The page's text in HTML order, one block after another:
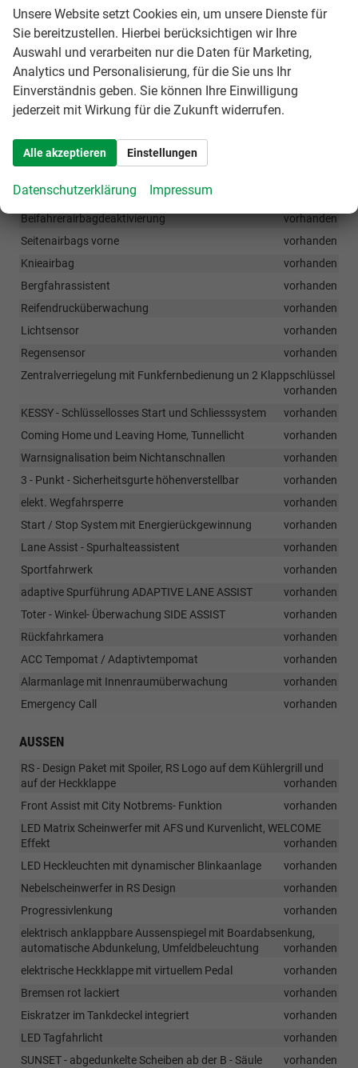
Smart Link kabellos
vorhanden
DAB Radio
vorhanden
Sportsitze vorne
vorhanden
Soundbox
vorhanden
SICHERHEIT & ASSISTENZ
ESP /ESS, ABS, EBV, MSR, EDS, HBA, DSR, ESBS, XDS
Beifahrerairbagdeaktivierung
vorhanden
Seitenairbags vorne
vorhanden
Knieairbag
vorhanden
Bergfahrassistent
vorhanden
Reifendrucküberwachung
vorhanden
Lichtsensor
vorhanden
Regensensor
vorhanden
Zentralverriegelung mit Funkfernbedienung un 2 Klappschlüssel
vorhanden
KESSY - Schlüssellosses Start und Schliesssystem
vorhanden
Coming Home und Leaving Home, Tunnellicht
vorhanden
Warnsignalisation beim Nichtanschnallen
vorhanden
3 - Punkt - Sicherheitsgurte höhenverstellbar
vorhanden
elekt. Wegfahrsperre
vorhanden
Start / Stop System mit Energierückgewinnung
vorhanden
Lane Assist - Spurhalteassistent
vorhanden
Sportfahrwerk
vorhanden
adaptive Spurführung ADAPTIVE LANE ASSIST
vorhanden
Toter - Winkel- Überwachung SIDE ASSIST
vorhanden
Rückfahrkamera
vorhanden
ACC Tempomat / Adaptivtempomat
vorhanden
Alarmanlage mit Innenraumüberwachung
vorhanden
Emergency Call
vorhanden
AUSSEN
RS - Design Paket mit Spoiler, RS Logo auf dem Kühlergrill und
auf der Heckklappe
vorhanden
Front Assist mit City Notbrems- Funktion
vorhanden
LED Matrix Scheinwerfer mit AFS und Kurvenlicht, WELCOME
Effekt
vorhanden
LED Heckleuchten mit dynamischer Blinkaanlage
vorhanden
Nebelscheinwerfer in RS Design
vorhanden
Progressivlenkung
vorhanden
elektrisch anklappbare Aussenspiegel mit Boardabsenkung,
automatische Abdunkelung, Umfeldbeleuchtung
vorhanden
elektrische Heckklappe mit virtuellem Pedal
vorhanden
Bremsen rot lackiert
vorhanden
Eiskratzer im Tankdeckel integriert
vorhanden
LED Tagfahrlicht
vorhanden
SUNSET - abgedunkelte Scheiben ab der B - Säule
vorhanden
Unsere Website setzt Cookies ein, um unsere Dienste für
Sie bereitzustellen. Hierbei berücksichtigen wir Ihre
Auswahl und verarbeiten nur die Daten für Marketing,
Analytics und Personalisierung, für die Sie uns Ihr
Einverständnis geben. Sie können Ihre Einwilligung
jederzeit mit Wirkung für die Zukunft widerrufen.
Alle akzeptieren Einstellungen
Datenschutzerklärung Impressum